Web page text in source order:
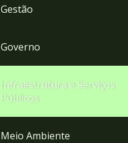
Gestão
Governo
Infraestrutura e Serviços
Públicos
Meio Ambiente